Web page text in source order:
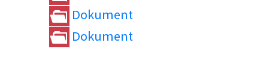
Dokument
Dokument